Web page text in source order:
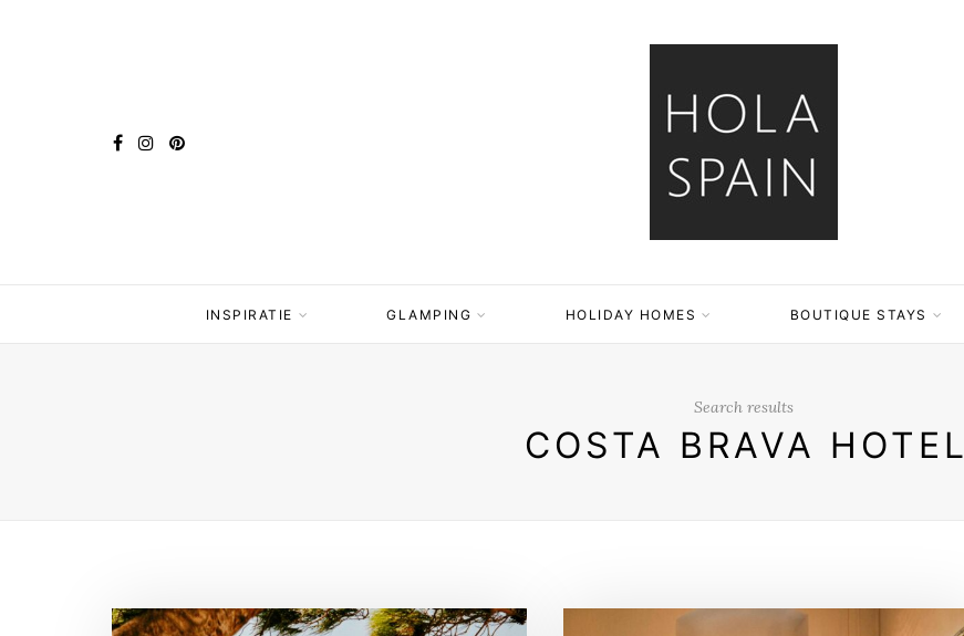
INSPIRATIE GLAMPING HOLIDAY HOMES BOUTIQUE STAYS
Search results
COSTA BRAVA HOTEL